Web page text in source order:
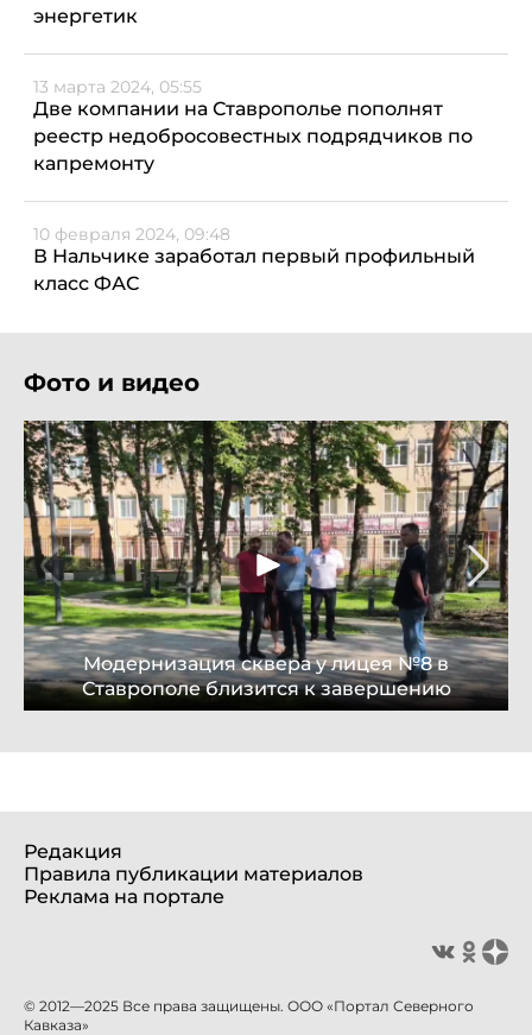
энергетик
13 марта 2024, 05:55
Две компании на Ставрополье пополнят
реестр недобросовестных подрядчиков по
капремонту
10 февраля 2024, 09:48
В Нальчике заработал первый профильный
класс ФАС
Фото и видео
Модернизация сквера у лицея №8 в
Ставрополе близится к завершению
Редакция
Правила публикации материалов
Реклама на портале
© 2012—2025 Все права защищены. ООО «Портал Северного
Кавказа»